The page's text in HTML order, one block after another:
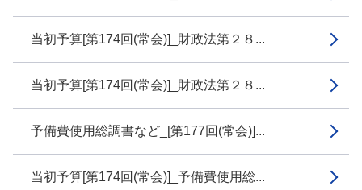
当初予算[第174回(常会)]_財政法第２８...
当初予算[第174回(常会)]_財政法第２８...
予備費使用総調書など_[第177回(常会)]...
当初予算[第174回(常会)]_予備費使用総...